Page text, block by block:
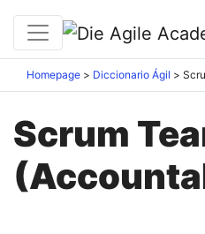
Homepage Diccionario Ágil
Scrum